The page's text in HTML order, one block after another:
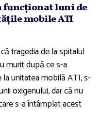
funcţionat luni de
mobile ATI
tragedia de la spitalul
murit după ce s-a
unitatea mobilă ATI, s-
oxigenului, dar că nu
s-a întâmplat acest